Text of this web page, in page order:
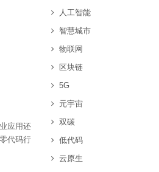
应用还
代码行
人工智能
智慧城市
物联网
区块链
5G
元宇宙
双碳
低代码
云原生